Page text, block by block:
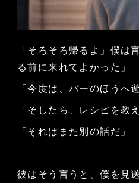
「そろそろ帰るよ」僕は
る前に来れてよかった」
「今度は、バーのほうへ
「そしたら、レシピを教
「それはまた別の話だ」
彼はそう言うと、僕を見